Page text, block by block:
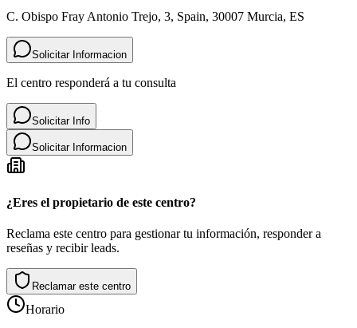
C. Obispo Fray Antonio Trejo, 3, Spain, 30007 Murcia, ES
Solicitar Informacion
El centro responderá a tu consulta
Solicitar Info
Solicitar Informacion
¿Eres el propietario de este centro?
Reclama este centro para gestionar tu información, responder a
reseñas y recibir leads.
Reclamar este centro
Horario